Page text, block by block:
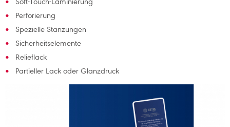
Perforierung
Spezielle Stanzungen
Sicherheitselemente
Relieflack
Partieller Lack oder Glanzdruck